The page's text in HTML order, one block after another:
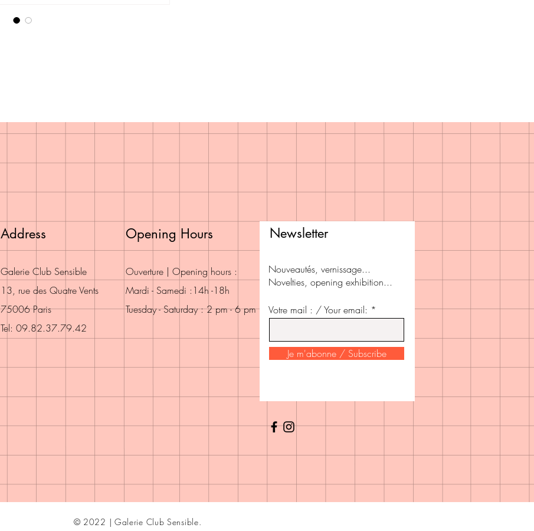
Address
Galerie Club Sensible
13, rue des Quatre Vents
75006 Paris
Tel: 09.82.37.79.42
Opening Hours
Ouverture | Opening hours :
Mardi - Samedi :14h -18h
Tuesday - Saturday : 2 pm - 6 pm
Newsletter
Nouveautés, vernissage...
Novelties, opening exhibition...
Votre mail : / Your email: *
Je m'abonne / Subscribe
© 2022 | Galerie Club Sensible.